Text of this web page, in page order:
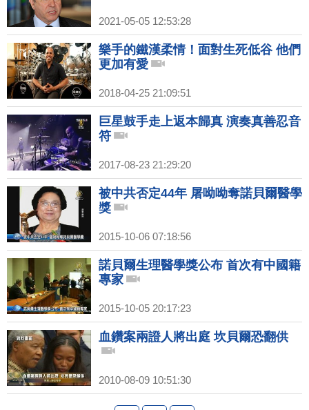
2021-05-05 12:53:28
樂手的鐵漢柔情！面對生死低谷 他們
更加有愛
2018-04-25 21:09:51
巨星鼓手走上返本歸真 演奏真善忍音
符
2017-08-23 21:29:20
被中共否定44年 屠呦呦奪諾貝爾醫學
獎
2015-10-06 07:18:56
諾貝爾生理醫學獎公布 首次有中國籍
專家
2015-10-05 20:17:23
血鑽案兩證人將出庭 坎貝爾恐翻供
2010-08-09 10:51:30